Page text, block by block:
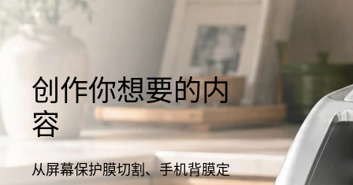
创作你想要的内
容
从屏幕保护膜切割、手机背膜定